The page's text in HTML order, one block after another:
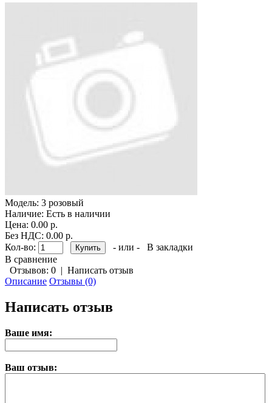
Модель: 3 розовый
Наличие: Есть в наличии
Цена: 0.00 р.
Без НДС: 0.00 р.
Кол-во:
- или -
В закладки
В сравнение
Отзывов: 0 | Написать отзыв
Описание Отзывы (0)
Написать отзыв
Ваше имя:
Ваш отзыв: